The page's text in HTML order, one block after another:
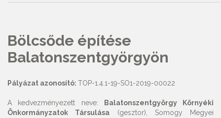
Bölcsőde építése
Balatonszentgyörgyön
Pályázat azonosító: TOP-1.4.1-19-SO1-2019-00022
A kedvezményezett neve:
Balatonszentgyörgy Környéki
Önkormányzatok Társulása (gesztor), Somogy Megyei